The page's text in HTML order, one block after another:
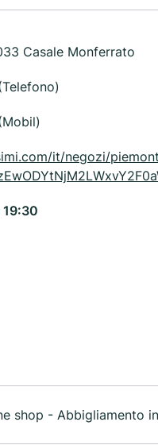
Casale Monferrato
it/negozi/
19:30
shop - Abbigliamento